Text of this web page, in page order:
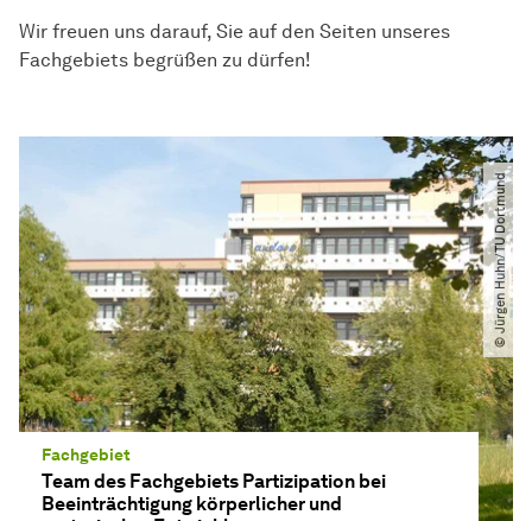
Wir freuen uns darauf, Sie auf den Seiten unseres
Fachgebiets begrüßen zu dürfen!
Fachgebiet
Team des Fachgebiets Partizipation bei
Beeinträchtigung körperlicher und
© Jürgen Huhn​/​TU Dortmund